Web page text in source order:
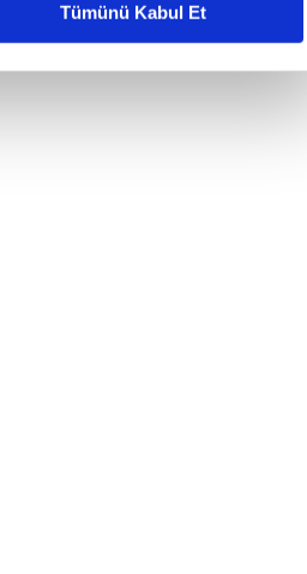
Tümünü Kabul Et